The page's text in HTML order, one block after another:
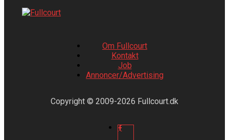
Om Fullcourt
Kontakt
Job
Annoncer/Advertising
Copyright © 2009-2026 Fullcourt.dk